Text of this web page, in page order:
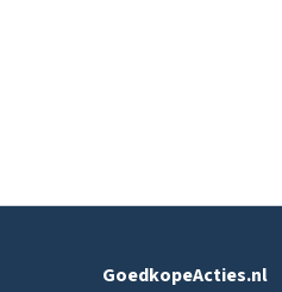
GoedkopeActies.nl